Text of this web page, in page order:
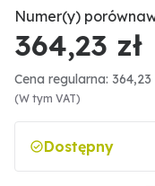
Numer(y)
364,23 zł
Cena regularna: 364,23
(W tym VAT)
Dostępny